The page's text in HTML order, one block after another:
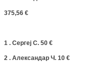
375,56 €
1 . Сергеј С. 50 €
2 . Александар Ч. 10 €